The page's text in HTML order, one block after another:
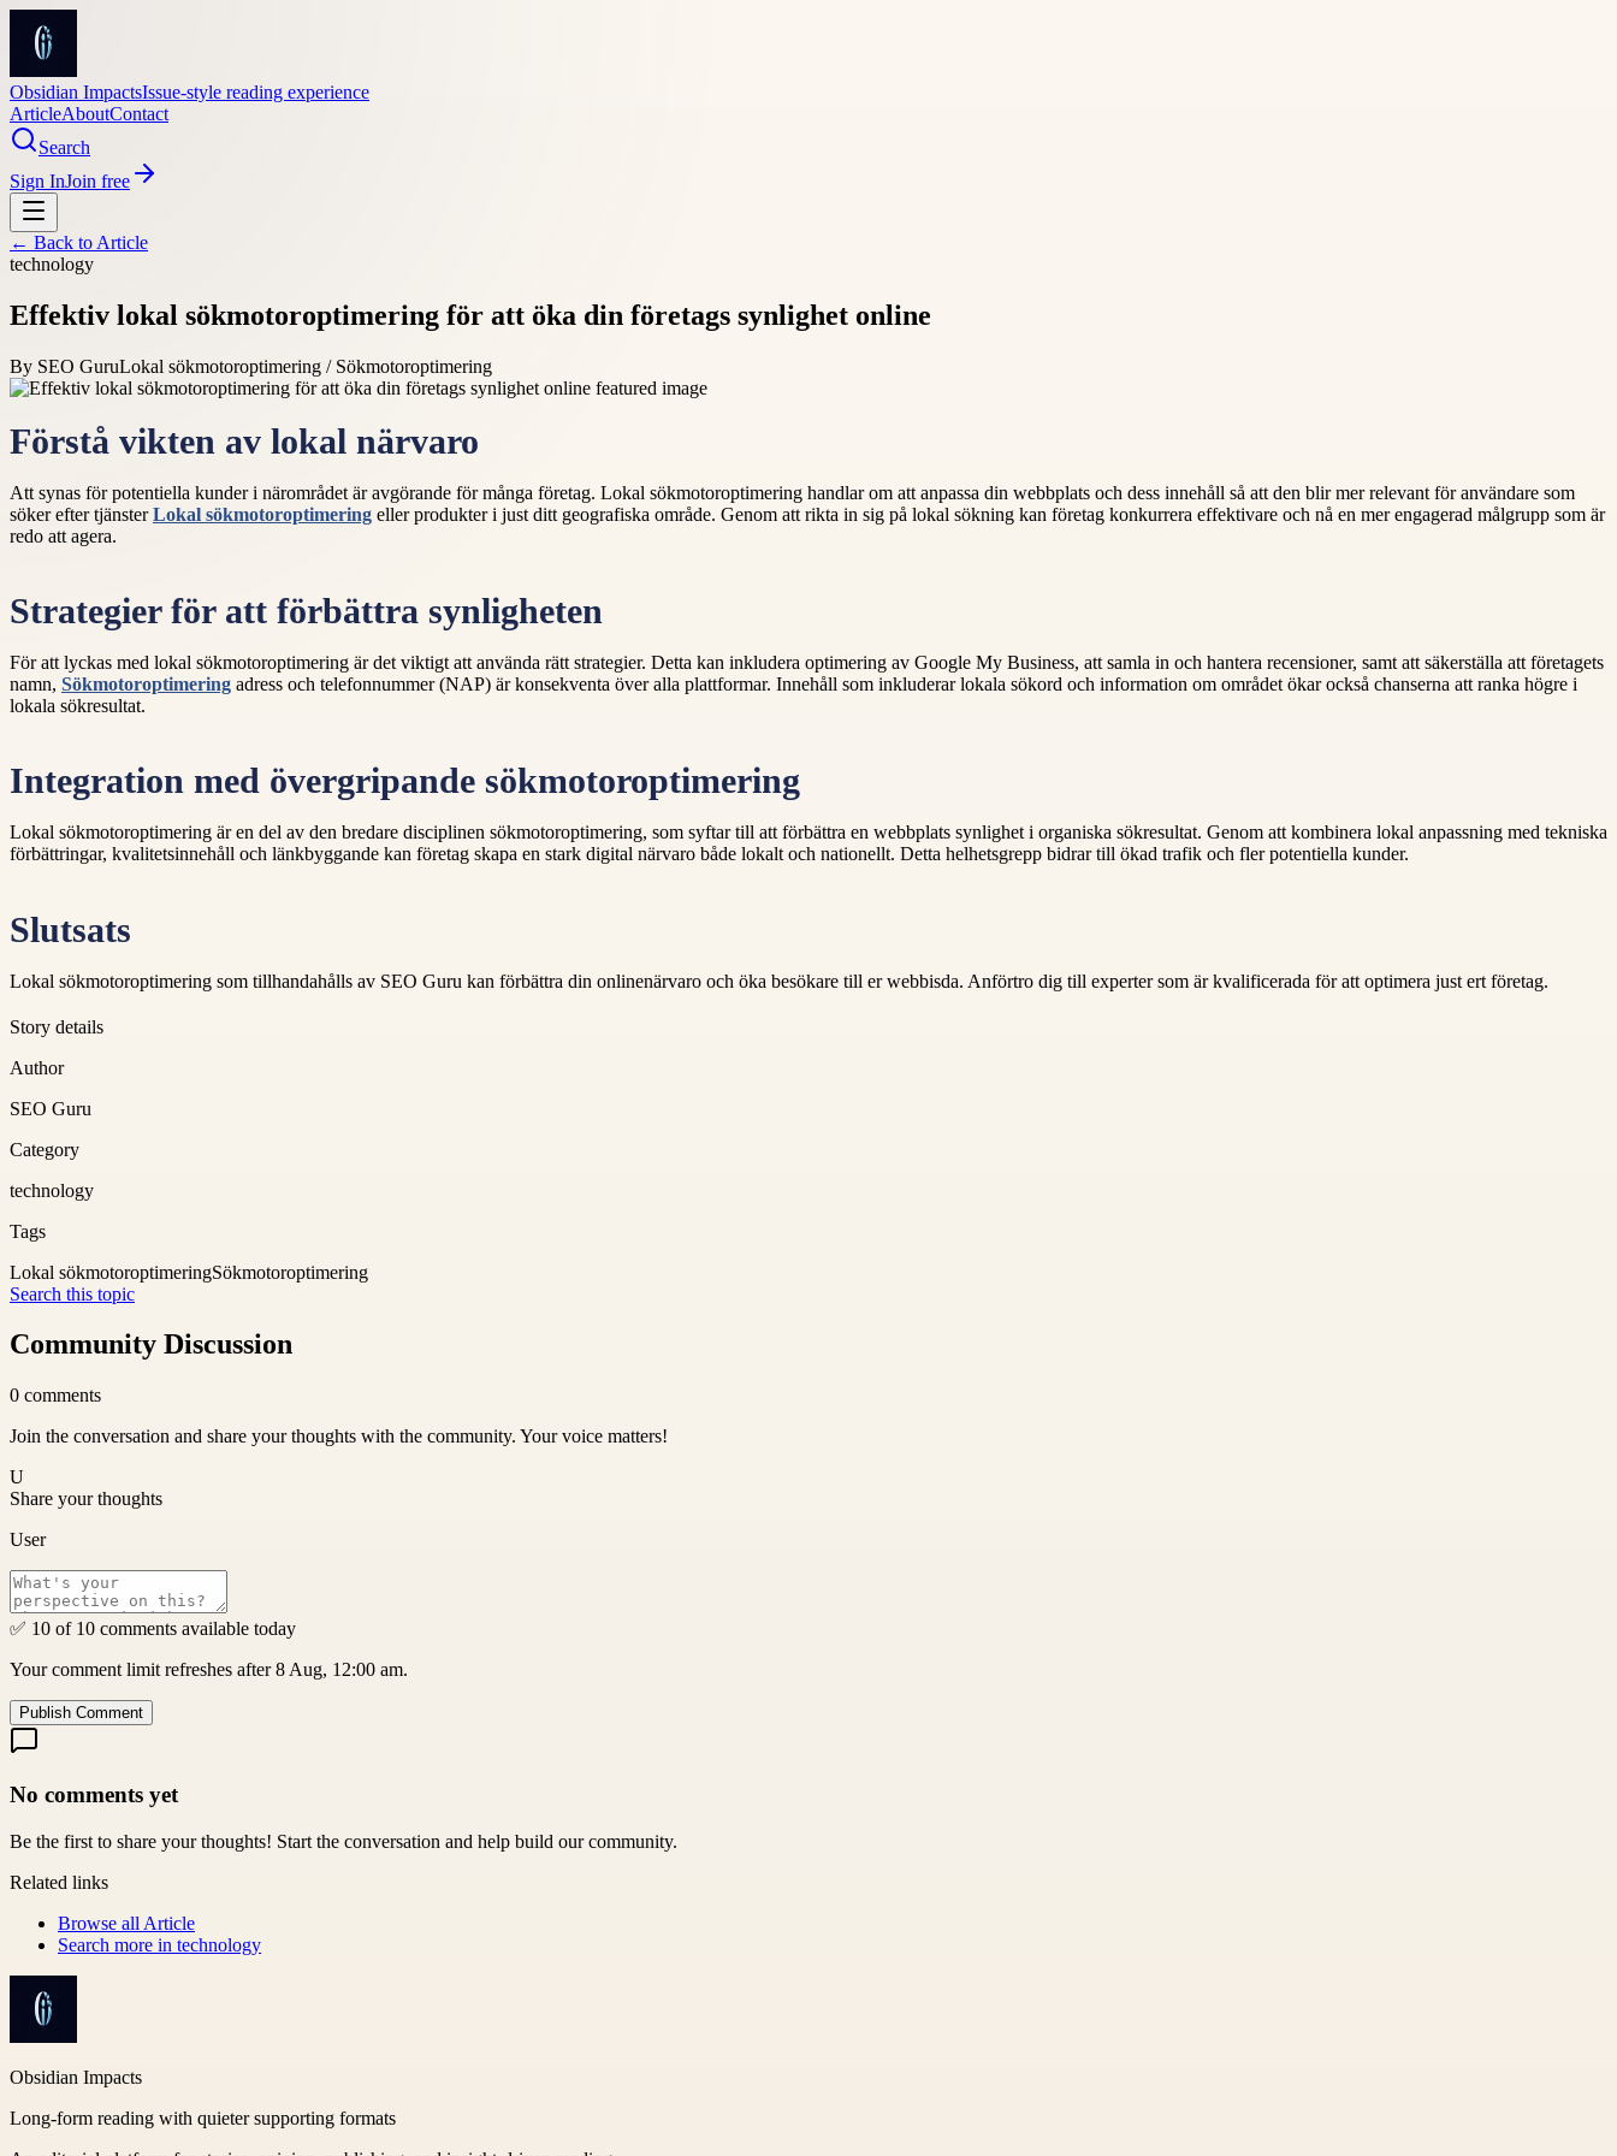
Obsidian ImpactsIssue-style reading experience
ArticleAboutContact
Search
Sign InJoin free
← Back to Article
technology
Effektiv lokal sökmotoroptimering för att öka din företags synlighet online
By SEO GuruLokal sökmotoroptimering / Sökmotoroptimering
Förstå vikten av lokal närvaro
Att synas för potentiella kunder i närområdet är avgörande för många företag. Lokal sökmotoroptimering handlar om att anpassa din webbplats och dess innehåll så att den blir mer relevant för användare som
söker efter tjänsterLokal sökmotoroptimering eller produkter i just ditt geografiska område. Genom att rikta in sig på lokal sökning kan företag konkurrera effektivare och nå en mer engagerad målgrupp som är
redo att agera.
Strategier för att förbättra synligheten
För att lyckas med lokal sökmotoroptimering är det viktigt att använda rätt strategier. Detta kan inkludera optimering av Google My Business, att samla in och hantera recensioner, samt att säkerställa att företagets
namn, Sökmotoroptimering adress och telefonnummer (NAP) är konsekventa över alla plattformar. Innehåll som inkluderar lokala sökord och information om området ökar också chanserna att ranka högre i
lokala sökresultat.
Integration med övergripande sökmotoroptimering
Lokal sökmotoroptimering är en del av den bredare disciplinen sökmotoroptimering, som syftar till att förbättra en webbplats synlighet i organiska sökresultat. Genom att kombinera lokal anpassning med tekniska
förbättringar, kvalitetsinnehåll och länkbyggande kan företag skapa en stark digital närvaro både lokalt och nationellt. Detta helhetsgrepp bidrar till ökad trafik och fler potentiella kunder.
Slutsats
Lokal sökmotoroptimering som tillhandahålls av SEO Guru kan förbättra din onlinenärvaro och öka besökare till er webbisda. Anförtro dig till experter som är kvalificerada för att optimera just ert företag.
Story details
Author
SEO Guru
Category
technology
Tags
Lokal sökmotoroptimeringSökmotoroptimering
Search this topic
Community Discussion
0 comments
Join the conversation and share your thoughts with the community. Your voice matters!
U
Share your thoughts
User
✅ 10 of 10 comments available today
Your comment limit refreshes after 8 Aug, 12:00 am.
Publish Comment
No comments yet
Be the first to share your thoughts! Start the conversation and help build our community.
Related links
Browse all Article
Search more in technology
Obsidian Impacts
Long-form reading with quieter supporting formats